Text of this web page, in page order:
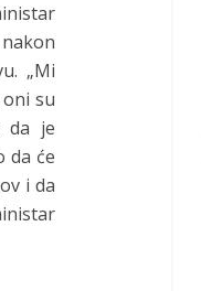
„Mi
su
da je
da će
i da